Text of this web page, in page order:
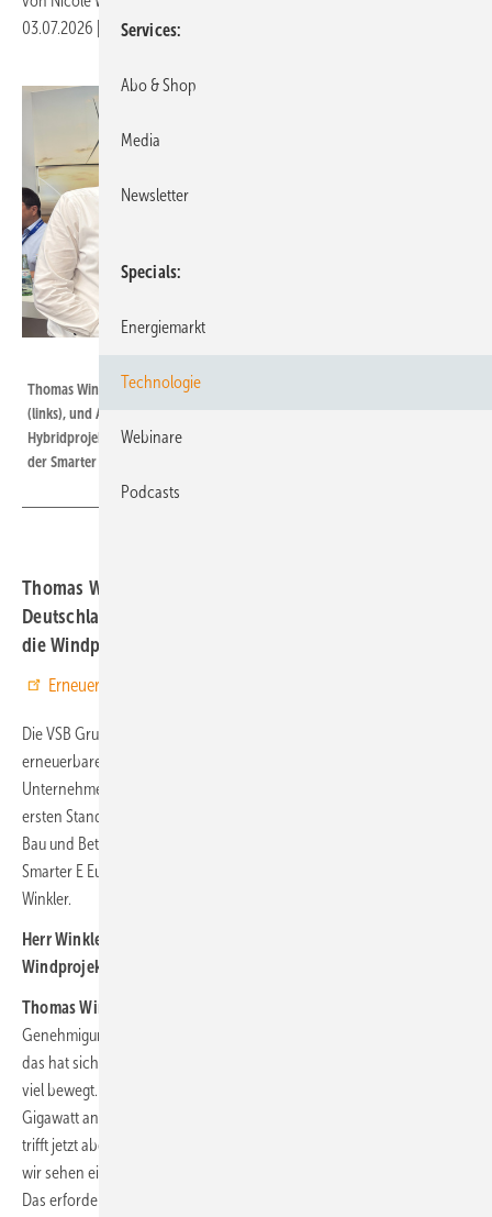
03.07.2026
Druckvorschau
Thomas Winkler, Geschäftsführer VSB Neue Energien Deutschland GmbH
(links), und André Pasemann, Abteilungsleiter Energynious -
Hybridprojekte PV/Batteriespeicher & Individuelle Energielösungen, auf
der Smarter E Europe in München.
Thomas Winkler, Geschäftsführer VSB Neue Energien
Deutschland GmbH, über den wirtschaftlichen Druck auf
die Windprojektierung in Deutschland
Erneuerbare Energien bei Google bevorzugen
Die VSB Gruppe gehört zu den führenden Projektentwicklern für
erneuerbare Energien in Deutschland und ganz Europa. Das
Unternehmen deckt die gesamte Wertschöpfungskette ab – von der
ersten Standortprüfung über die Genehmigungsplanung bis hin zum
Bau und Betrieb der Wind- und Solarparks. Wir sprachen auf der
Smarter E Europe mit dem Geschäftsführer Deutschland, Thomas
Winkler.
Herr Winkler, wie ist die Situation derzeit – ist es schwierig,
Windprojekte umzusetzen?
Thomas Winkler:
Genehmigungen, da hat sich in den letzten Jahren wirklich viel getan,
das hat sich sehr positiv entwickelt. Die Ampel-Regierung hat da sehr
viel bewegt. Das ist auch der Grund, warum wir letztes Jahr 20
Gigawatt an Genehmigungen im Windbereich gesehen haben. Das
trifft jetzt aber auf nur rund zehn Gigawatt in der Ausschreibung – und
wir sehen einen starken Preisverfall bei den Ausschreibungspreisen.
Das erfordert von unserer Seite neue Wege, um die Kosten in den
Services
Abo & Shop
Media
Newsletter
Specials
Energiemarkt
Technologie
Webinare
Podcasts